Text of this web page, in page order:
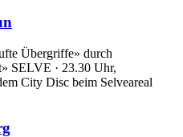
Übergriffe» durch
SELVE · 23.30 Uhr,
City Disc beim Selveareal